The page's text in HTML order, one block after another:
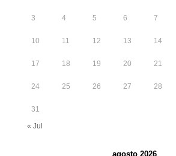
3 4 5 6 7
10 11 12 13 14
17 18 19 20 21
24 25 26 27 28
31
« Jul
agosto 2026